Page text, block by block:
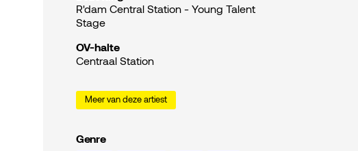
R'dam Central Station - Young Talent
Stage
OV-halte
Centraal Station
Meer van deze artiest
Genre